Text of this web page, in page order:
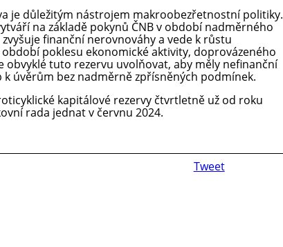
je důležitým nástrojem makroobezřetnostní politiky.
na základě pokynů ČNB v období nadměrného
finanční nerovnováhy a vede k růstu
poklesu ekonomické aktivity, doprovázeného
obvyklé tuto rezervu uvolňovat, aby měly nefinanční
úvěrům bez nadměrně zpřísněných podmínek.
kapitálové rezervy čtvrtletně už od roku
rada jednat v červnu 2024.
Tweet